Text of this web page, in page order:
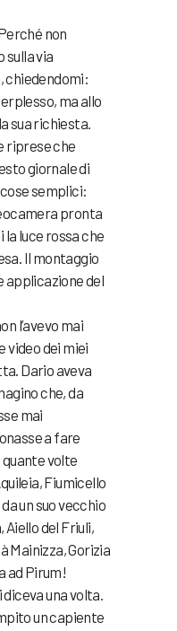
non
sulla via
chiedendomi:
ma allo
sua richiesta.
riprese che
giornale di
semplici:
pronta
la luce rossa che
Il montaggio
applicazione del
l’avevo mai
video dei miei
Dario aveva
che, da
mai
a fare
volte
Fiumicello
un suo vecchio
Aiello del Friuli,
Mainizza, Gorizia
ad Pirum!
una volta.
un capiente